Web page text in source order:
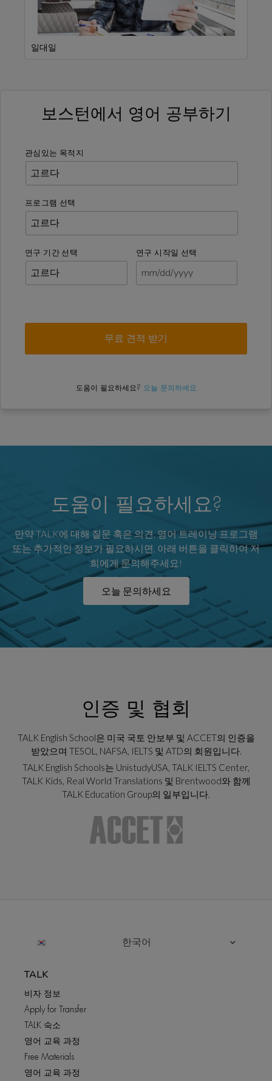
Test Preparation Program
보스턴에서 영어 공부하기
관심있는 목적지
프로그램 선택
연구 기간 선택 연구 시작일 선택
도움이 필요하세요? 오늘 문의하세요
도움이 필요하세요?
만약 TALK에 대해 질문 혹은 의견, 영어 트레이닝 프로그램
또는 추가적인 정보가 필요하시면, 아래 버튼을 클릭하여 저
희에게 문의해주세요!
오늘 문의하세요
인증 및 협회
TALK English School은 미국 국토 안보부 및 ACCET의 인증을
받았으며 TESOL, NAFSA, IELTS 및 ATD의 회원입니다.
TALK English Schools는 UnistudyUSA, TALK IELTS Center,
TALK Kids, Real World Translations 및 Brentwood와 함께
TALK Education Group의 일부입니다.
한국어
TALK
비자 정보
Apply for Transfer
TALK 숙소
영어 교육 과정
Free Materials
영어 교육 과정